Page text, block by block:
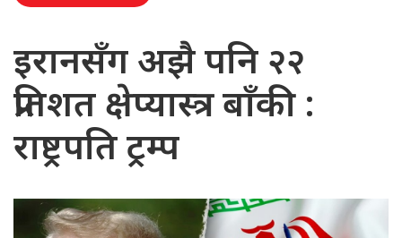
इरानसँग अझै पनि २२
प्रतिशत क्षेप्यास्त्र बाँकी :
राष्ट्रपति ट्रम्प